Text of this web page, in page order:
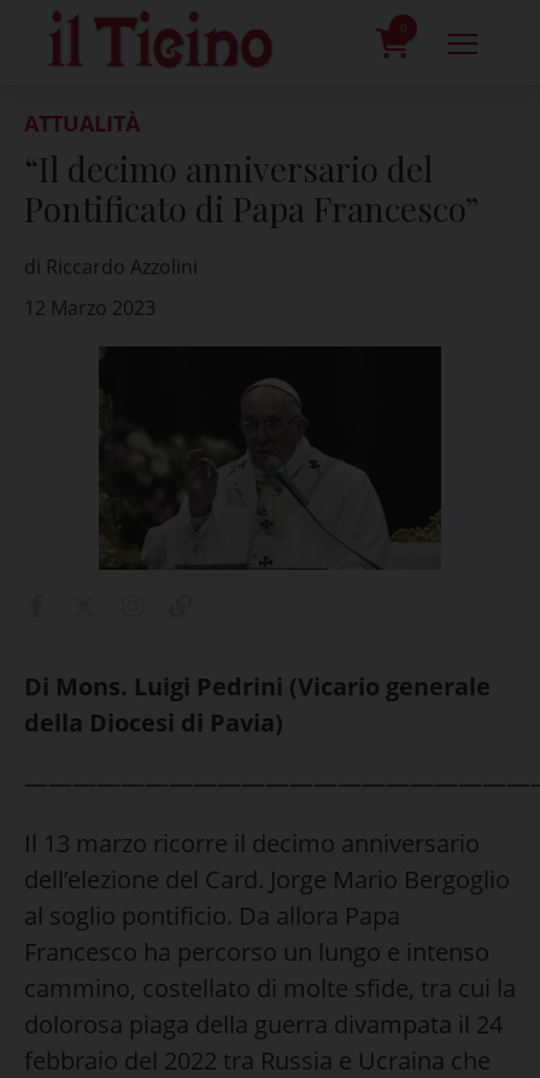
content
0
ATTUALITÀ
“Il decimo anniversario del
Pontificato di Papa Francesco”
di Riccardo Azzolini
12 Marzo 2023
Di Mons. Luigi Pedrini (Vicario generale
della Diocesi di Pavia)
Il 13 marzo ricorre il decimo anniversario
dell’elezione del Card. Jorge Mario Bergoglio
al soglio pontificio. Da allora Papa
Francesco ha percorso un lungo e intenso
cammino, costellato di molte sfide, tra cui la
dolorosa piaga della guerra divampata il 24
febbraio del 2022 tra Russia e Ucraina che